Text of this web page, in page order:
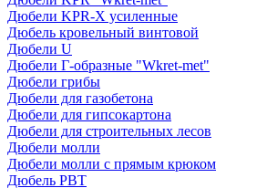
Дюбели KPR-Х усиленные
Дюбель кровельный винтовой
Дюбели U
Дюбели Г-образные "Wkret-met"
Дюбели грибы
Дюбели для газобетона
Дюбели для гипсокартона
Дюбели для строительных лесов
Дюбели молли
Дюбели молли с прямым крюком
Дюбель PBT